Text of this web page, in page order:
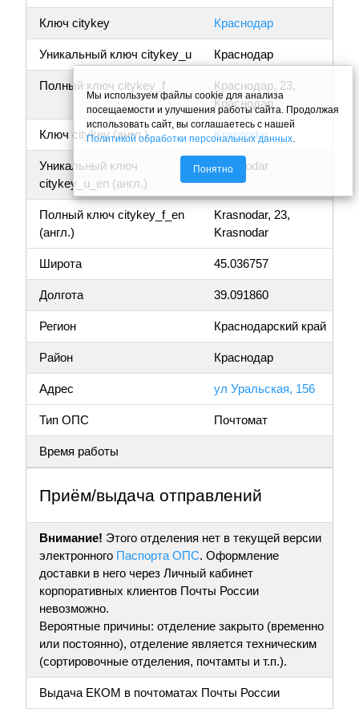
Ключ citykey Краснодар
Уникальный ключ citykey_u Краснодар
Полный ключ citykey_f
Краснодар, 23,
Краснодар
Ключ citykey (англ.) Krasnodar
Уникальный ключ
citykey_u_en (англ.)
Krasnodar
Полный ключ citykey_f_en
(англ.)
Krasnodar, 23,
Krasnodar
Широта 45.036757
Долгота 39.091860
Регион Краснодарский край
Район Краснодар
Адрес ул Уральская, 156
Тип ОПС Почтомат
Время работы
Приём/выдача отправлений
Внимание! Этого отделения нет в текущей версии
электронного Паспорта ОПС. Оформление
доставки в него через Личный кабинет
корпоративных клиентов Почты России
невозможно.
Вероятные причины: отделение закрыто (временно
или постоянно), отделение является техническим
(сортировочные отделения, почтамты и т.п.).
Выдача ЕКОМ в почтоматах Почты России
Мы используем файлы cookie для анализа
посещаемости и улучшения работы сайта. Продолжая
использовать сайт, вы соглашаетесь с нашей
Политикой обработки персональных данных.
Понятно